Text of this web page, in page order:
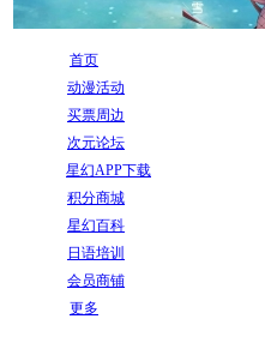
首页
动漫活动
买票周边
次元论坛
星幻APP下载
积分商城
星幻百科
日语培训
会员商铺
更多